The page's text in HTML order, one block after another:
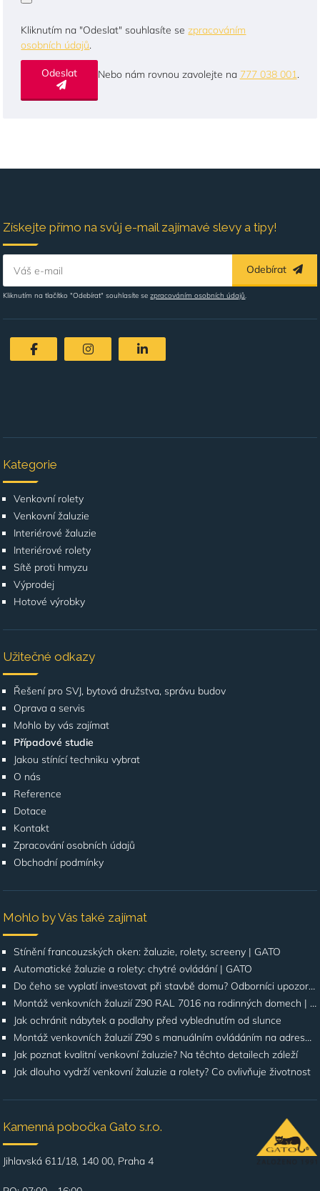
Kliknutím na "Odeslat" souhlasíte sezpracováním
osobních údajů.
Nebo nám rovnou zavolejte na 777 038 001.
Získejte přímo na svůj e-mail zajímavé slevy a tipy!
Váš e-mail Odebírat
Kliknutím na tlačítko "Odebírat" souhlasíte sezpracováním osobních údajů.
Kategorie
Venkovní rolety
Venkovní žaluzie
Interiérové žaluzie
Interiérové rolety
Sítě proti hmyzu
Výprodej
Hotové výrobky
Užitečné odkazy
Řešení pro SVJ, bytová družstva, správu budov
Oprava a servis
Mohlo by vás zajímat
Případové studie
Jakou stínící techniku vybrat
O nás
Reference
Dotace
Kontakt
Zpracování osobních údajů
Obchodní podmínky
Mohlo by Vás také zajímat
Stínění francouzských oken: žaluzie, rolety, screeny | GATO
Automatické žaluzie a rolety: chytré ovládání | GATO
Do čeho se vyplatí investovat při stavbě domu? Odborníci upozorňují na stínění oken
Montáž venkovních žaluzií Z90 RAL 7016 na rodinných domech | Případová studie
Jak ochránit nábytek a podlahy před vyblednutím od slunce
Montáž venkovních žaluzií Z90 s manuálním ovládáním na adrese Štúrova, Praha 4
Jak poznat kvalitní venkovní žaluzie? Na těchto detailech záleží
Jak dlouho vydrží venkovní žaluzie a rolety? Co ovlivňuje životnost
Kamenná pobočka Gato s.r.o.
Jihlavská 611/18, 140 00, Praha 4